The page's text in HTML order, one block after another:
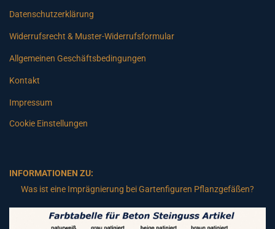
Datenschutzerklärung
Widerrufsrecht & Muster-Widerrufsformular
Allgemeinen Geschäftsbedingungen
Kontakt
Impressum
Cookie Einstellungen
INFORMATIONEN ZU:
Was ist eine Imprägnierung bei Gartenfiguren Pflanzgefäßen?